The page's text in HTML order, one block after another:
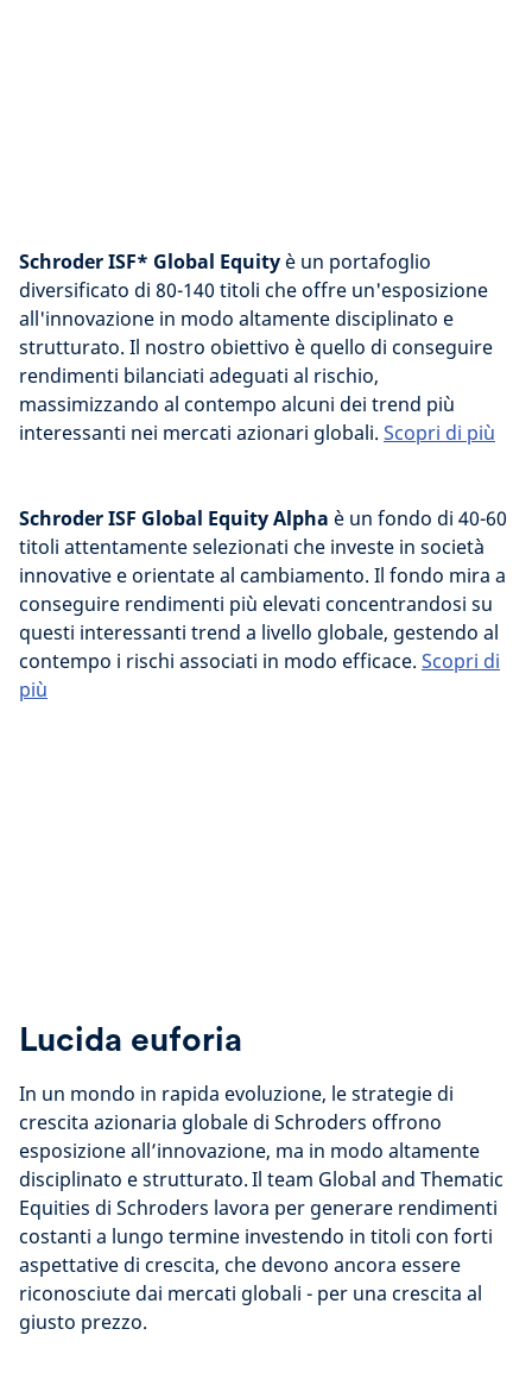
Schroder ISF* Global Equity è un portafoglio
diversificato di 80-140 titoli che offre un'esposizione
all'innovazione in modo altamente disciplinato e
strutturato. Il nostro obiettivo è quello di conseguire
rendimenti bilanciati adeguati al rischio,
massimizzando al contempo alcuni dei trend più
interessanti nei mercati azionari globali. Scopri di più
Schroder ISF Global Equity Alpha è un fondo di 40-60
titoli attentamente selezionati che investe in società
innovative e orientate al cambiamento. Il fondo mira a
conseguire rendimenti più elevati concentrandosi su
questi interessanti trend a livello globale, gestendo al
contempo i rischi associati in modo efficace. Scopri di
più
Lucida euforia
In un mondo in rapida evoluzione, le strategie di
crescita azionaria globale di Schroders offrono
esposizione all’innovazione, ma in modo altamente
disciplinato e strutturato. Il team Global and Thematic
Equities di Schroders lavora per generare rendimenti
costanti a lungo termine investendo in titoli con forti
aspettative di crescita, che devono ancora essere
riconosciute dai mercati globali - per una crescita al
giusto prezzo.